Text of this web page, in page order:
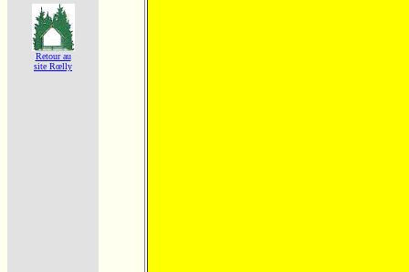
Retour au
site Rœlly